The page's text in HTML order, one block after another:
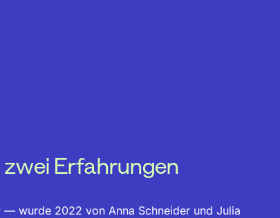
Erfahrungen
wurde 2022 von Anna Schneider und Julia